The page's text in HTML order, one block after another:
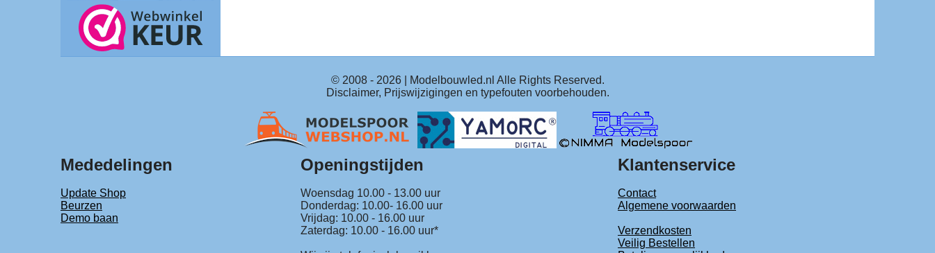
© 2008 - 2026| Modelbouwled.nl Alle Rights Reserved.
Disclaimer, Prijswijzigingen en typefouten voorbehouden.
Mededelingen Openingstijden Klantenservice
Update Shop Woensdag 10.00 - 13.00 uur
Contact
Beurzen
Donderdag: 10.00- 16.00 uur
Algemene voorwaarden
Demo baan
Vrijdag: 10.00 - 16.00 uur
Zaterdag: 10.00 - 16.00 uur*
Verzendkosten
Veilig Bestellen